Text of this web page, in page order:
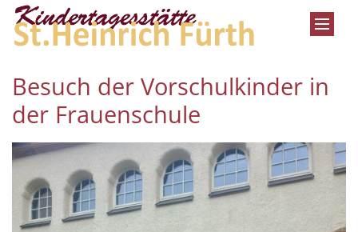
Zum Inhalt springen
Besuch der Vorschulkinder in
der Frauenschule